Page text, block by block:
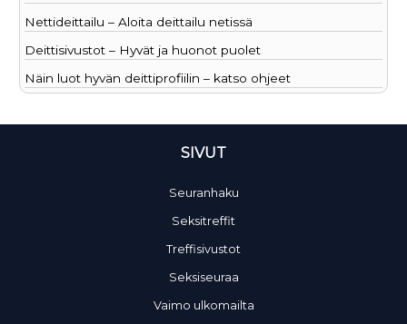
Nettideittailu – Aloita deittailu netissä
Deittisivustot – Hyvät ja huonot puolet
Näin luot hyvän deittiprofiilin – katso ohjeet
SIVUT
Seuranhaku
Seksitreffit
Treffisivustot
Seksiseuraa
Vaimo ulkomailta